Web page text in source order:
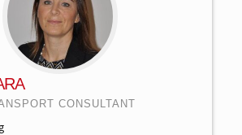
CONSULTANT